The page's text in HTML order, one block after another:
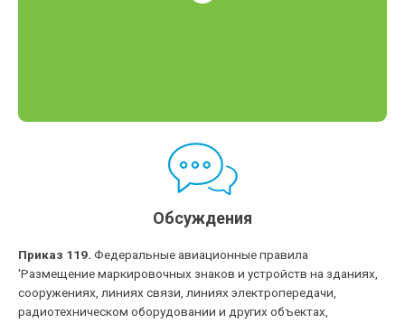
Обсуждения
Приказ 119. Федеральные авиационные правила
'Размещение маркировочных знаков и устройств на зданиях,
сооружениях, линиях связи, линиях электропередачи,
радиотехническом оборудовании и других объектах,